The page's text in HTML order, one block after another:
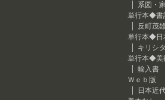
系図・
単行本◆書
反町茂
単行本◆日
キリシ
単行本◆美
輸入書
Ｗｅｂ版
日本近